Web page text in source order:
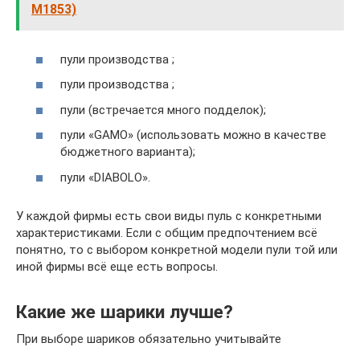
M1853)
пули производства ;
пули производства ;
пули (встречается много подделок);
пули «GAMO» (использовать можно в качестве
бюджетного варианта);
пули «DIABOLO».
У каждой фирмы есть свои виды пуль с конкретными
характеристиками. Если с общим предпочтением всё
понятно, то с выбором конкретной модели пули той или
иной фирмы всё еще есть вопросы.
Какие же шарики лучше?
При выборе шариков обязательно учитывайте